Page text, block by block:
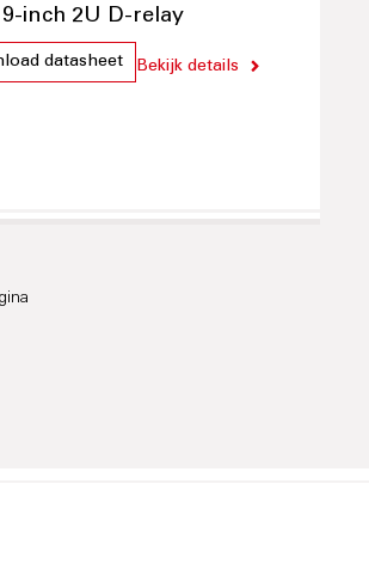
inch 2U D-relay
datasheet Bekijk details